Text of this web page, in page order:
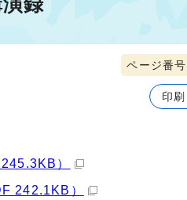
ページ番
印刷
）
242.1KB）